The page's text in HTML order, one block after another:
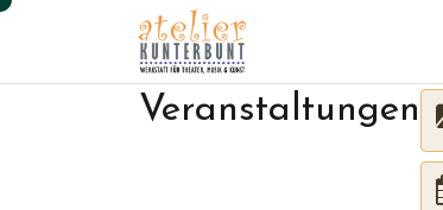
Veranstaltungen